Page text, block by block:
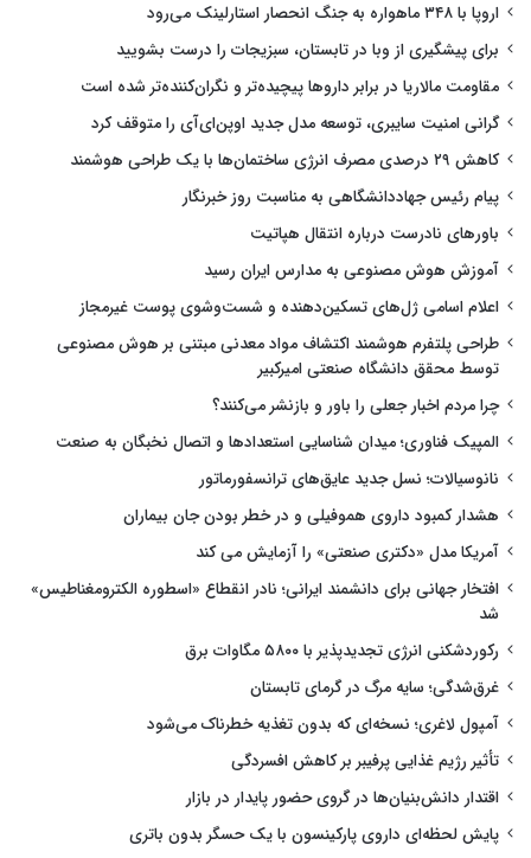
اروپا با ۳۴۸ ماهواره به جنگ انحصار استارلینک می‌رود
برای پیشگیری از وبا در تابستان، سبزیجات را درست بشویید
مقاومت مالاریا در برابر داروها پیچیده‌تر و نگران‌کننده‌تر شده است
گرانی امنیت سایبری، توسعه مدل جدید اوپن‌ای‌آی را متوقف کرد
کاهش ۲۹ درصدی مصرف انرژی ساختمان‌ها با یک طراحی هوشمند
پیام رئیس جهاددانشگاهی به مناسبت روز خبرنگار
باورهای نادرست درباره انتقال هپاتیت
آموزش هوش مصنوعی به مدارس ایران رسید
اعلام اسامی ژل‌های تسکین‌دهنده و شست‌وشوی پوست غیرمجاز
طراحی پلتفرم هوشمند اکتشاف مواد معدنی مبتنی بر هوش مصنوعی
توسط محقق دانشگاه صنعتی امیرکبیر
چرا مردم اخبار جعلی را باور و بازنشر می‌کنند؟
المپیک فناوری؛ میدان شناسایی استعدادها و اتصال نخبگان به صنعت
نانوسیالات؛ نسل جدید عایق‌های ترانسفورماتور
هشدار کمبود داروی هموفیلی و در خطر بودن جان بیماران
آمریکا مدل «دکتری صنعتی» را آزمایش می کند
افتخار جهانی برای دانشمند ایرانی؛ نادر انقطاع «اسطوره الکترومغناطیس»
شد
رکوردشکنی انرژی تجدیدپذیر با ۵۸۰۰ مگاوات برق
غرق‌شدگی؛ سایه مرگ در گرمای تابستان
آمپول لاغری؛ نسخه‌ای که بدون تغذیه خطرناک می‌شود
تأثیر رژیم غذایی پرفیبر بر کاهش افسردگی
اقتدار دانش‌بنیان‌ها در گروی حضور پایدار در بازار
پایش لحظه‌ای داروی پارکینسون با یک حسگر بدون باتری